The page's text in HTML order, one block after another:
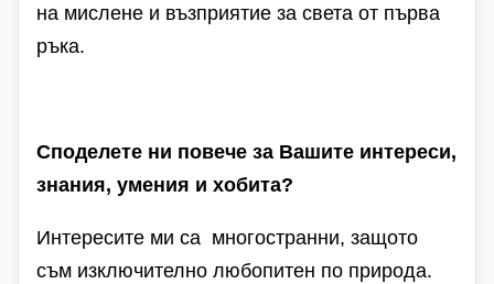
на мислене и възприятие за света от първа
ръка.
Споделете ни повече за Вашите интереси,
знания, умения и хобита?
Интересите ми са многостранни, защото
съм изключително любопитен по природа.